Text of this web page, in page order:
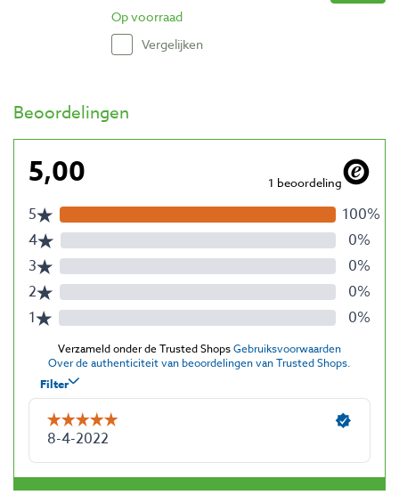
Op voorraad
Vergelijken
Beoordelingen